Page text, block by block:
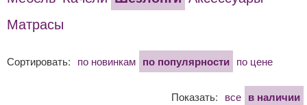
Матрасы
Сортировать: по новинкам по популярности по цене
Показать: все в наличии